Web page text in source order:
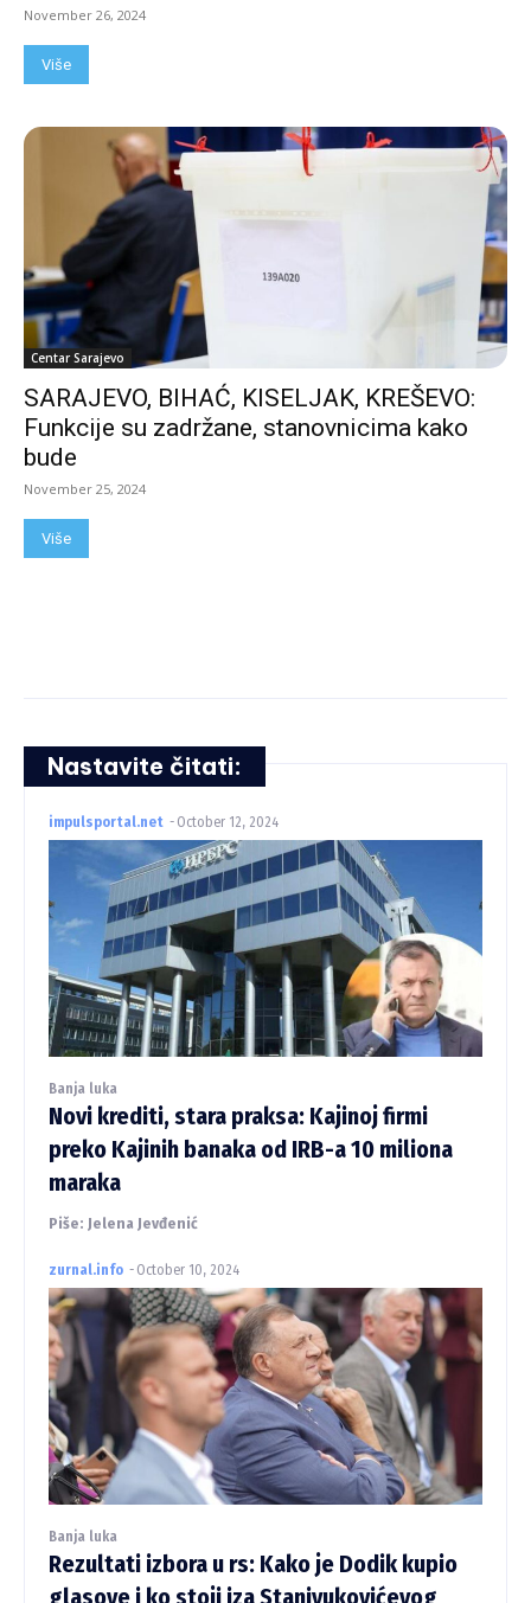
November 26, 2024
Više
Centar Sarajevo
SARAJEVO, BIHAĆ, KISELJAK, KREŠEVO:
Funkcije su zadržane, stanovnicima kako
bude
November 25, 2024
Više
Nastavite čitati:
impulsportal.net - October 12, 2024
Banja luka
Novi krediti, stara praksa: Kajinoj firmi
preko Kajinih banaka od IRB-a 10 miliona
maraka
Piše: Jelena Jevđenić
zurnal.info - October 10, 2024
Banja luka
Rezultati izbora u rs: Kako je Dodik kupio